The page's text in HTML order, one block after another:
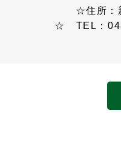
☆住所：
☆ TEL：